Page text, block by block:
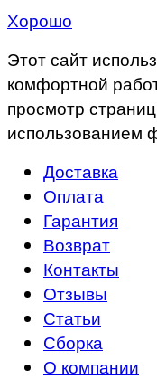
Хорошо
Этот сайт
комфортной
просмотр
использованием
Доставка
Оплата
Гарантия
Возврат
Контакты
Отзывы
Статьи
Сборка
О компании